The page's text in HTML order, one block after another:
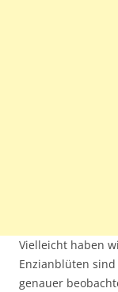
Vielleicht haben
Enzianblüten
genauer